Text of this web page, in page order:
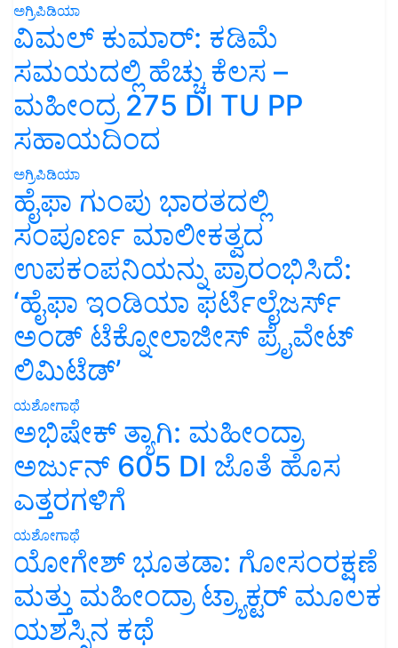
ಅಗ್ರಿಪಿಡಿಯಾ
ವಿಮಲ್ ಕುಮಾರ್: ಕಡಿಮೆ
ಸಮಯದಲ್ಲಿ ಹೆಚ್ಚು ಕೆಲಸ –
ಮಹೀಂದ್ರ 275 DI TU PP
ಸಹಾಯದಿಂದ
ಅಗ್ರಿಪಿಡಿಯಾ
ಹೈಫಾ ಗುಂಪು ಭಾರತದಲ್ಲಿ
ಸಂಪೂರ್ಣ ಮಾಲೀಕತ್ವದ
ಉಪಕಂಪನಿಯನ್ನು ಪ್ರಾರಂಭಿಸಿದೆ:
‘ಹೈಫಾ ಇಂಡಿಯಾ ಫರ್ಟಿಲೈಜರ್ಸ್
ಅಂಡ್ ಟೆಕ್ನೋಲಾಜೀಸ್ ಪ್ರೈವೇಟ್
ಲಿಮಿಟೆಡ್’
ಯಶೋಗಾಥೆ
ಅಭಿಷೇಕ್ ತ್ಯಾಗಿ: ಮಹೀಂದ್ರಾ
ಅರ್ಜುನ್ 605 DI ಜೊತೆ ಹೊಸ
ಎತ್ತರಗಳಿಗೆ
ಯಶೋಗಾಥೆ
ಯೋಗೇಶ್ ಭೂತಡಾ: ಗೋಸಂರಕ್ಷಣೆ
ಮತ್ತು ಮಹೀಂದ್ರಾ ಟ್ರ್ಯಾಕ್ಟರ್ ಮೂಲಕ
ಯಶಸ್ಸಿನ ಕಥೆ